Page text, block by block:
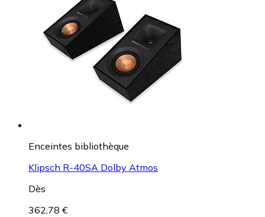
Enceintes bibliothèque
Klipsch R-40SA Dolby Atmos
Dès
362,78 €